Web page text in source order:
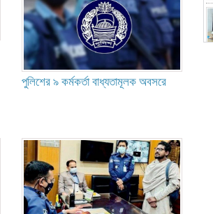
পুলিশের ৯ কর্মকর্তা বাধ্যতামূলক অবসরে